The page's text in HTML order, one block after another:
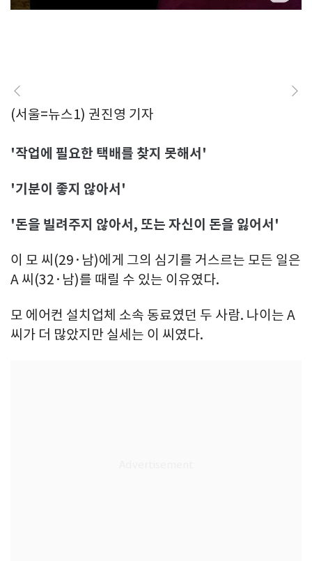
(서울=뉴스1) 권진영 기자
'작업에 필요한 택배를 찾지 못해서'
'기분이 좋지 않아서'
'돈을 빌려주지 않아서, 또는 자신이 돈을 잃어서'
이 모 씨(29·남)에게 그의 심기를 거스르는 모든 일은
A 씨(32·남)를 때릴 수 있는 이유였다.
모 에어컨 설치업체 소속 동료였던 두 사람. 나이는 A
씨가 더 많았지만 실세는 이 씨였다.